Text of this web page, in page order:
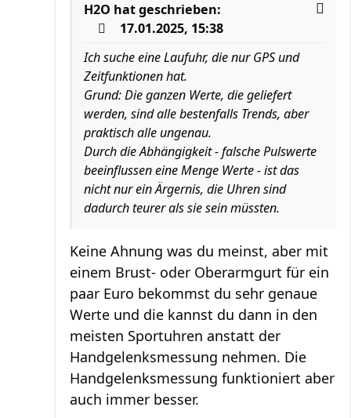
H2O hat geschrieben:
17.01.2025, 15:38
Ich suche eine Laufuhr, die nur GPS und
Zeitfunktionen hat.
Grund: Die ganzen Werte, die geliefert
werden, sind alle bestenfalls Trends, aber
praktisch alle ungenau.
Durch die Abhängigkeit - falsche Pulswerte
beeinflussen eine Menge Werte - ist das
nicht nur ein Ärgernis, die Uhren sind
dadurch teurer als sie sein müssten.
Keine Ahnung was du meinst, aber mit
einem Brust- oder Oberarmgurt für ein
paar Euro bekommst du sehr genaue
Werte und die kannst du dann in den
meisten Sportuhren anstatt der
Handgelenksmessung nehmen. Die
Handgelenksmessung funktioniert aber
auch immer besser.